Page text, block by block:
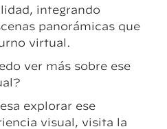
integrando
panorámicas que
virtual.
ver más sobre ese
explorar ese
visual, visita la